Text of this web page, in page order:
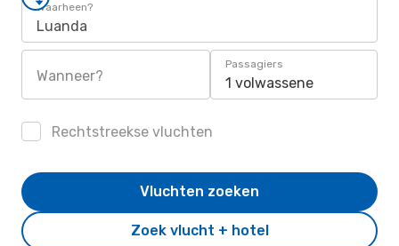
Waarheen?
Luanda
Wanneer?
Passagiers
1 volwassene
Rechtstreekse vluchten
Zoek vlucht + hotel
Vluchten zoeken